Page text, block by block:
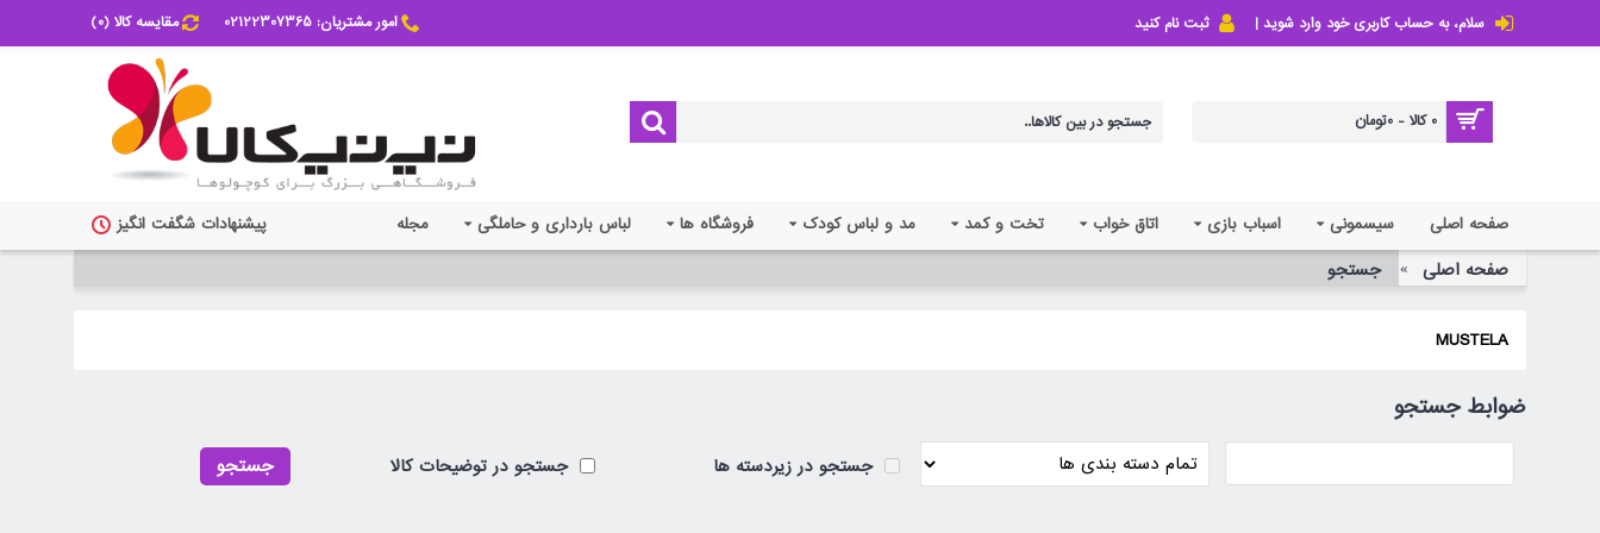
امور مشتریان: 02122307365 مقایسه کالا (0
) سلام، به حساب کاربری خود وارد شوید | ثبت نام کنید
0 کالا - 0تومان
پیشنهادات شگفت انگیز صفحه اصلی سیسمونی اسباب بازی اتاق خواب تخت و کمد مد و لباس کودک فروشگاه ها لباس بارداری و حاملگی مجله
صفحه اصلی جستجو
MUSTELA
ضوابط جستجو
جستجو در زیردسته ها جستجو در توضیحات کالا